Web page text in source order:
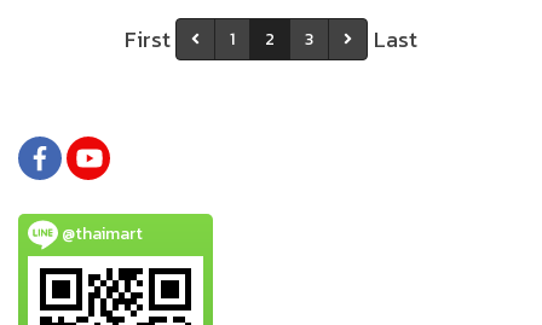
First 1 2 3 Last
@thaimart